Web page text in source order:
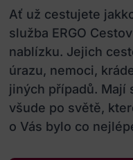
Ať už cestujete
služba ERGO
nablízku. Jejich
úrazu, nemoci,
jiných případů. Mají
všude po světě,
o Vás bylo co